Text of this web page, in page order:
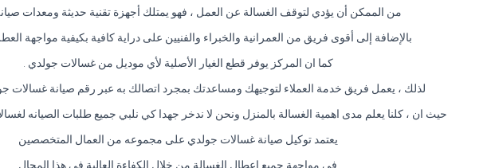
من الممكن أن يؤدي لتوقف الغسالة عن العمل ، فهو يمتلك أجهزة تقنية حديثة ومعدات
بالإضافة إلى أقوى فريق من العمرانية والخبراء والفنيين على دراية كافية بكيفية مواجهة
كما ان المركز يوفر قطع الغيار الأصلية لأي موديل من غسالات جولدي .
لذلك ، يعمل فريق خدمة العملاء لتوجيهك ومساعدتك بمجرد اتصالك به عبر رقم صيانة غسالات
حيث ان ، كلنا يعلم مدى اهمية الغسالة بالمنزل ونحن لا ندخر جهدا كي نلبي جميع طلبات الصيانه
يعتمد توكيل صيانة غسالات جولدي على مجموعه من العمال المتخصصين
فى مواجهة جميع اعطال الغسالة من خلال الكفاءة العالية فى هذا المجال